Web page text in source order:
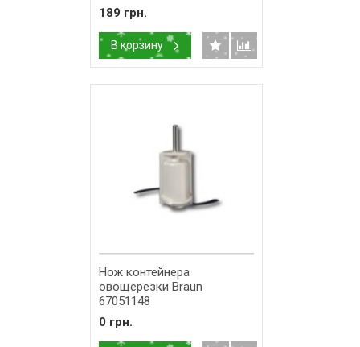
189 грн.
В корзину
Нож контейнера
овощерезки Braun
67051148
0 грн.